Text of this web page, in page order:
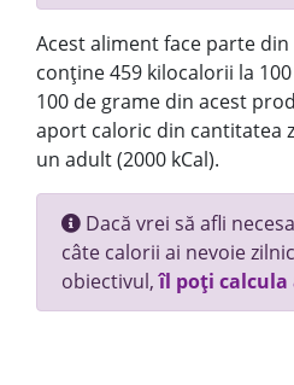
Acest aliment face parte
conține 459 kilocalorii la
100 de grame din acest
aport caloric din cantitatea
un adult (2000 kCal).
Dacă vrei să afli
câte calorii ai nevoie
obiectivul,îl poți calcula